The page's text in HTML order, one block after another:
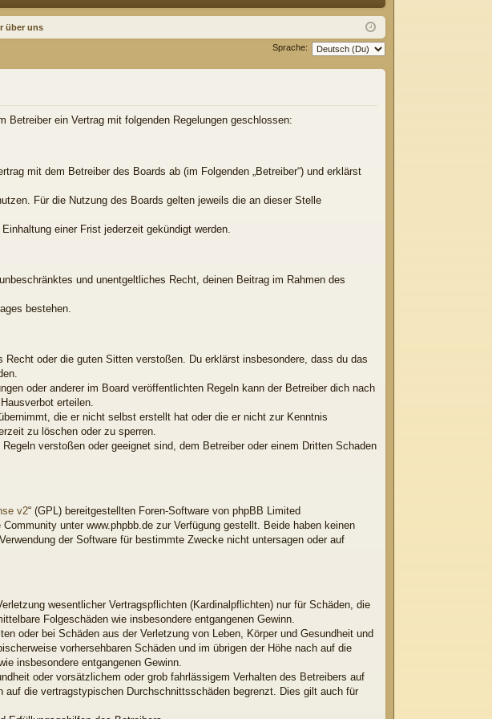
Q m
el
de
ist
rie
re
über uns
Sprache:
Betreiber ein Vertrag mit folgenden Regelungen geschlossen:
mit dem Betreiber des Boards ab (im Folgenden „Betreiber“) und erklärst
Für die Nutzung des Boards gelten jeweils die an dieser Stelle
einer Frist jederzeit gekündigt werden.
und unentgeltliches Recht, deinen Beitrag im Rahmen des
bestehen.
oder die guten Sitten verstoßen. Du erklärst insbesondere, dass du das
oder anderer im Board veröffentlichten Regeln kann der Betreiber dich nach
erteilen.
die er nicht selbst erstellt hat oder die er nicht zur Kenntnis
zu löschen oder zu sperren.
verstoßen oder geeignet sind, dem Betreiber oder einem Dritten Schaden
v2“ (GPL) bereitgestellten Foren-Software von phpBB Limited
unter www.phpbb.de zur Verfügung gestellt. Beide haben keinen
der Software für bestimmte Zwecke nicht untersagen oder auf
wesentlicher Vertragspflichten (Kardinalpflichten) nur für Schäden, die
Folgeschäden wie insbesondere entgangenen Gewinn.
oder bei Schäden aus der Verletzung von Leben, Körper und Gesundheit und
vorhersehbaren Schäden und im übrigen der Höhe nach auf die
insbesondere entgangenen Gewinn.
oder vorsätzlichem oder grob fahrlässigem Verhalten des Betreibers auf
die vertragstypischen Durchschnittsschäden begrenzt. Dies gilt auch für